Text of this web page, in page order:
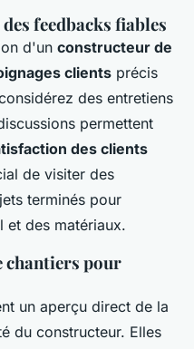
feedbacks fiables
d'un constructeur de
clients précis
des entretiens
permettent
des clients
de visiter des
terminés pour
et des matériaux.
chantiers pour
un aperçu direct de la
du constructeur. Elles